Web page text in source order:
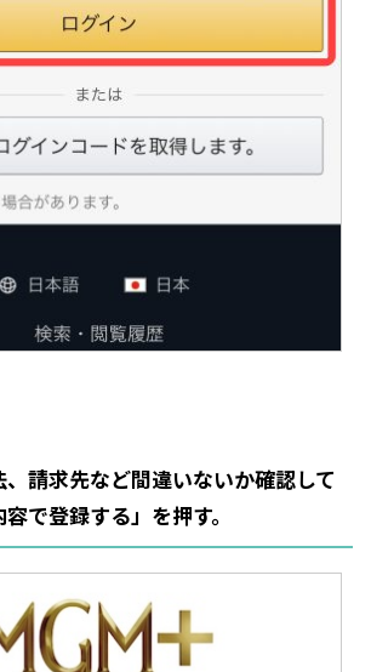
請求先など間違いないか確認して
容で登録する」を押す。